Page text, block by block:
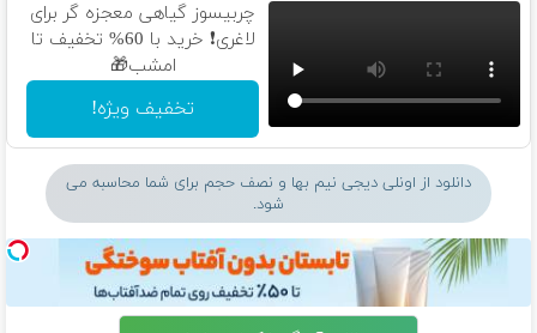
چربیسوز گیاهی معجزه گر برای
لاغری❗ خرید با 60% تخفیف تا
امشب🎁
تخفیف ویژه!
دانلود از اونلی دیجی نیم بها و نصف حجم برای شما محاسبه می
شود.